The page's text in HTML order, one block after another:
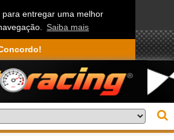
para entregar uma melhor
Saiba mais